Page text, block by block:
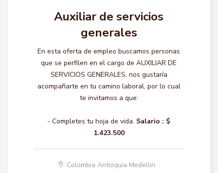
Auxiliar de servicios
generales
En esta oferta de empleo buscamos personas
que se perfilen en el cargo de AUXILIAR DE
SERVICIOS GENERALES, nos gustaría
acompañarte en tu camino laboral, por lo cual
te invitamos a que:
- Completes tu hoja de vida. Salario : $
1.423.500
Colombia Antioquia Medellin